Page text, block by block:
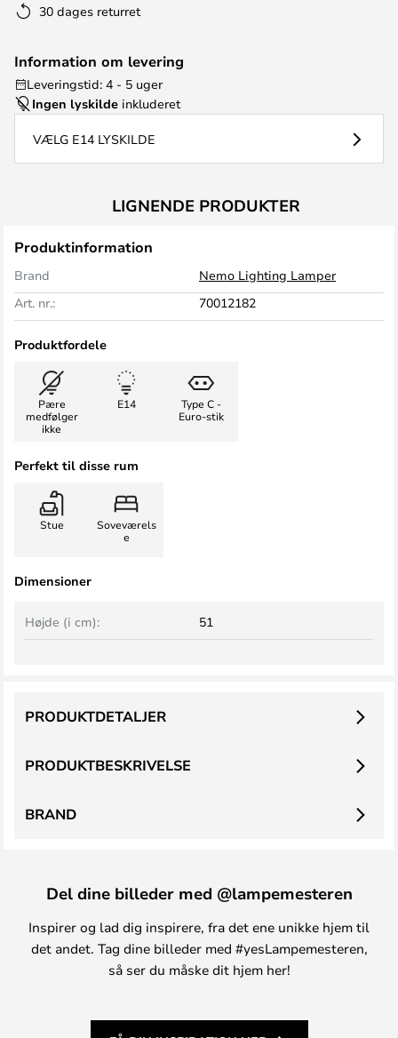
30 dages returret
Information om levering
Leveringstid: 4 - 5 uger
Ingen lyskilde inkluderet
VÆLG E14 LYSKILDE
LIGNENDE PRODUKTER
Produktinformation
Brand
Nemo Lighting Lamper
Art. nr.:
70012182
Produktfordele
Pære
medfølger
ikke
E14
Type C -
Euro-stik
Perfekt til disse rum
Stue
Soveværels
e
Dimensioner
Højde (i cm): 51
PRODUKTBESKRIVELSE
PRODUKTDETALJER
BRAND
Del dine billeder med @lampemesteren
Inspirer og lad dig inspirere, fra det ene unikke hjem til
det andet. Tag dine billeder med #yesLampemesteren,
så ser du måske dit hjem her!